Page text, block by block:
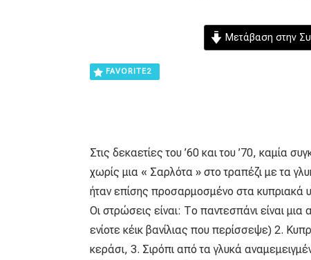
Μετάβαση στην
FAVORITE2
Στις δεκαετίες του ’60 και του ’70, καμία
χωρίς μια « Σαρλότα » στο τραπέζι με τα
ήταν επίσης προσαρμοσμένο στα κυπριακά
Οι στρώσεις είναι: Το παντεσπάνι είναι μια
ενίοτε κέικ βανίλιας που περίσσεψε) 2.
κεράσι, 3. Σιρόπι από τα γλυκά